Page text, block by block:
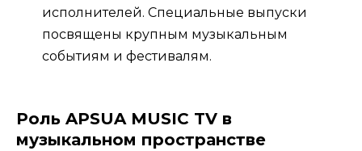
исполнителей. Специальные выпуски
посвящены крупным музыкальным
событиям и фестивалям.
Роль APSUA MUSIC TV в
музыкальном пространстве